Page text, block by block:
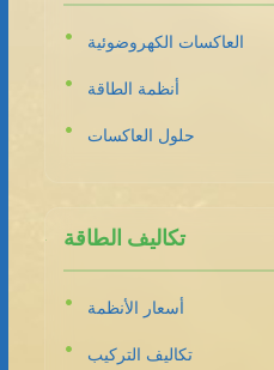
العاكسات الكهروضوئية
أنظمة الطاقة
حلول العاكسات
تكاليف الطاقة
أسعار الأنظمة
تكاليف التركيب